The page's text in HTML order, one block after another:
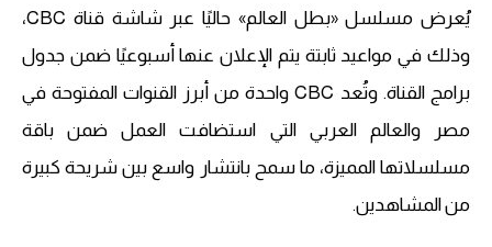
يُعرض مسلسل «بطل العالم» حاليًا عبر شاشة قناة CBC،
وذلك في مواعيد ثابتة يتم الإعلان عنها أسبوعيًا ضمن جدول
برامج القناة. وتُعد CBC واحدة من أبرز القنوات المفتوحة في
مصر والعالم العربي التي استضافت العمل ضمن باقة
مسلسلاتها المميزة، ما سمح بانتشار واسع بين شريحة كبيرة
من المشاهدين.